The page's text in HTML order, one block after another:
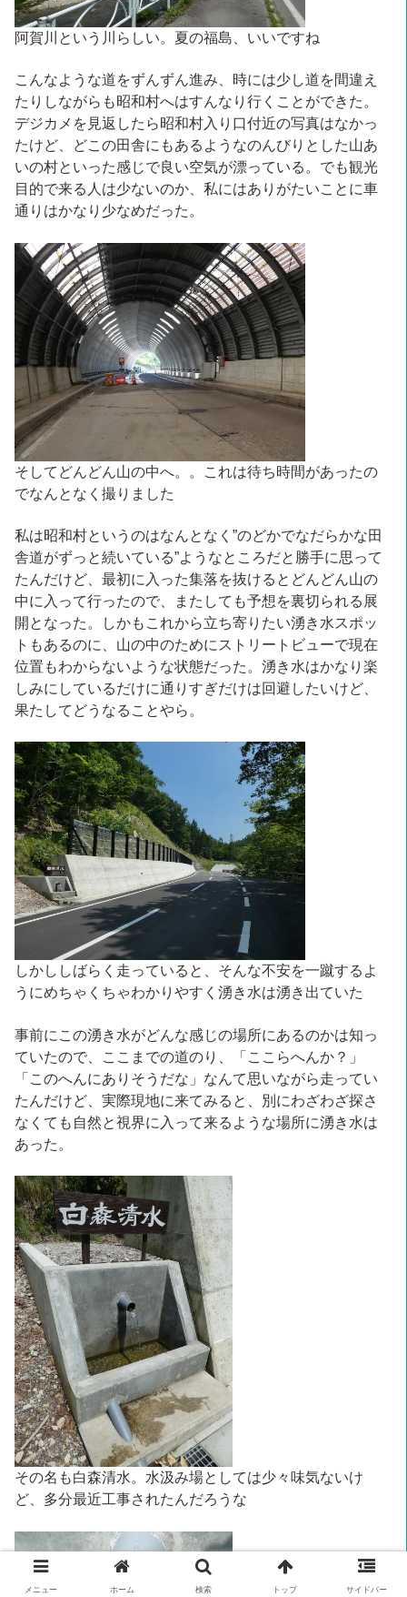
阿賀川という川らしい。夏の福島、いいですね
こんなような道をずんずん進み、時には少し道を間違え
たりしながらも昭和村へはすんなり行くことができた。
デジカメを見返したら昭和村入り口付近の写真はなかっ
たけど、どこの田舎にもあるようなのんびりとした山あ
いの村といった感じで良い空気が漂っている。でも観光
目的で来る人は少ないのか、私にはありがたいことに車
通りはかなり少なめだった。
そしてどんどん山の中へ。。これは待ち時間があったの
でなんとなく撮りました
私は昭和村というのはなんとなく”のどかでなだらかな田
舎道がずっと続いている”ようなところだと勝手に思って
たんだけど、最初に入った集落を抜けるとどんどん山の
中に入って行ったので、またしても予想を裏切られる展
開となった。しかもこれから立ち寄りたい湧き水スポッ
トもあるのに、山の中のためにストリートビューで現在
位置もわからないような状態だった。湧き水はかなり楽
しみにしているだけに通りすぎだけは回避したいけど、
果たしてどうなることやら。
しかししばらく走っていると、そんな不安を一蹴するよ
うにめちゃくちゃわかりやすく湧き水は湧き出ていた
事前にこの湧き水がどんな感じの場所にあるのかは知っ
ていたので、ここまでの道のり、「ここらへんか？」
「このへんにありそうだな」なんて思いながら走ってい
たんだけど、実際現地に来てみると、別にわざわざ探さ
なくても自然と視界に入って来るような場所に湧き水は
あった。
その名も白森清水。水汲み場としては少々味気ないけ
ど、多分最近工事されたんだろうな
メニュー ホーム 検索 トップ サイドバー